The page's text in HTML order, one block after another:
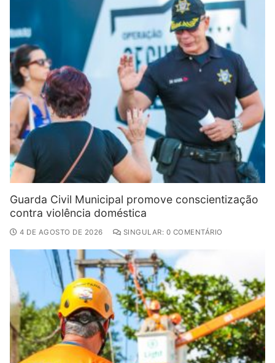
Guarda Civil Municipal promove conscientização
contra violência doméstica
4 DE AGOSTO DE 2026 SINGULAR: 0 COMENTÁRIO